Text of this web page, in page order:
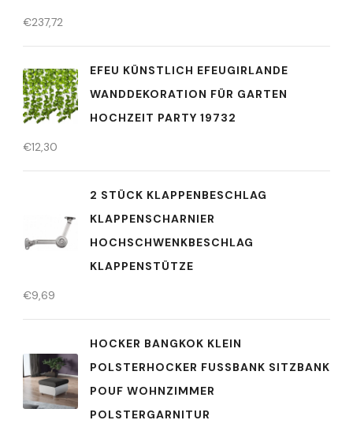
€237,72
EFEU KÜNSTLICH EFEUGIRLANDE
WANDDEKORATION FÜR GARTEN
HOCHZEIT PARTY 19732
€12,30
2 STÜCK KLAPPENBESCHLAG
KLAPPENSCHARNIER
HOCHSCHWENKBESCHLAG
KLAPPENSTÜTZE
€9,69
HOCKER BANGKOK KLEIN
POLSTERHOCKER FUSSBANK SITZBANK P
OUF WOHNZIMMER P
OLSTERGARNITUR